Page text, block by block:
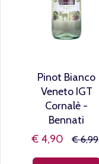
Pinot Bianco
Veneto IGT
Cornalè -
Bennati
€ 4,90
€ 6,99